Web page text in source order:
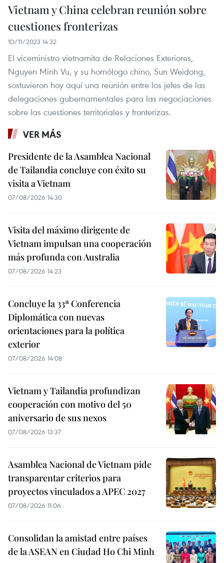
Vietnam y China celebran reunión sobre
cuestiones fronterizas
10/11/2023 14:32
El viceministro vietnamita de Relaciones Exteriores,
Nguyen Minh Vu, y su homólogo chino, Sun Weidong,
sostuvieron hoy aquí una reunión entre los jefes de las
delegaciones gubernamentales para las negociaciones
sobre las cuestiones territoriales y fronterizas.
VER MÁS
Presidente de la Asamblea Nacional
de Tailandia concluye con éxito su
visita a Vietnam
07/08/2026 14:30
Visita del máximo dirigente de
Vietnam impulsan una cooperación
más profunda con Australia
07/08/2026 14:23
Concluye la 33ª Conferencia
Diplomática con nuevas
orientaciones para la política
exterior
07/08/2026 14:08
Vietnam y Tailandia profundizan
cooperación con motivo del 50
aniversario de sus nexos
07/08/2026 13:37
Asamblea Nacional de Vietnam pide
transparentar criterios para
proyectos vinculados a APEC 2027
07/08/2026 11:06
Consolidan la amistad entre países
de la ASEAN en Ciudad Ho Chi Minh